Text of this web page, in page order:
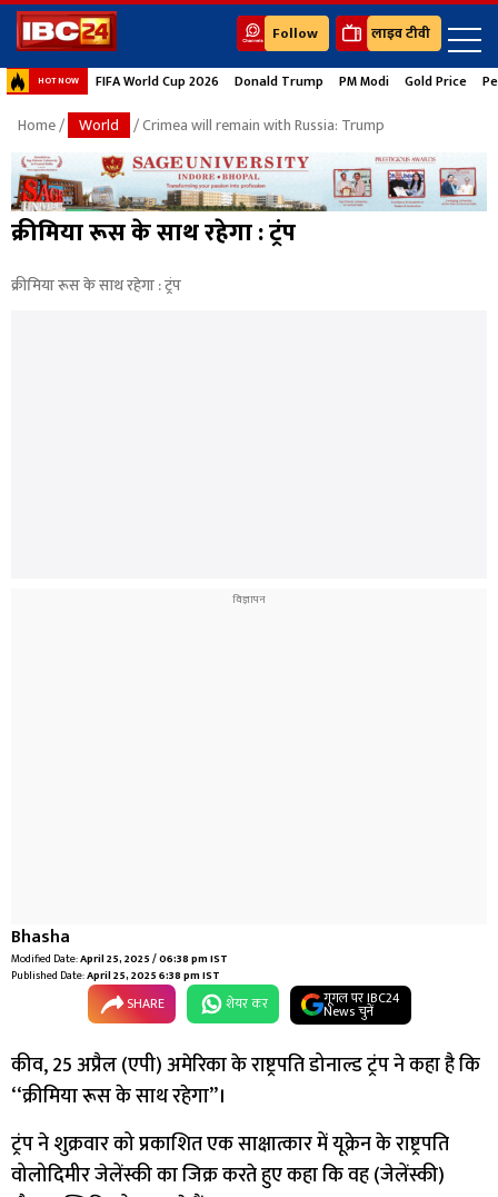
Follow लाइव टीवी
HOT NOW FIFA World Cup 2026 Donald Trump PM Modi Gold Price
Home/ World / Crimea will remain with Russia: Trump
क्रीमिया रूस के साथ रहेगा : ट्रंप
क्रीमिया रूस के साथ रहेगा : ट्रंप
Bhasha
Modified Date:April 25, 2025 / 06:38 pm IST
Published Date:April 25, 2025 6:38 pm IST
SHARE शेयर कर गूगल पर IBC24
News चुनें
कीव, 25 अप्रैल (एपी) अमेरिका के राष्ट्रपति डोनाल्ड ट्रंप ने कहा है कि
‘‘क्रीमिया रूस के साथ रहेगा’’।
ट्रंप ने शुक्रवार को प्रकाशित एक साक्षात्कार में यूक्रेन के राष्ट्रपति
वोलोदिमीर जेलेंस्की का जिक्र करते हुए कहा कि वह (जेलेंस्की)